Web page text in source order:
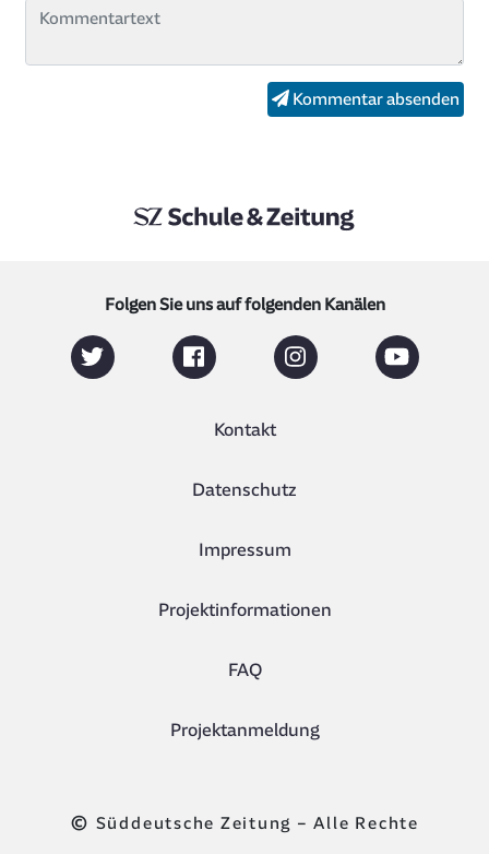
Kommentar absenden
Folgen Sie uns auf folgenden Kanälen
Kontakt
Datenschutz
Impressum
Projektinformationen
FAQ
Projektanmeldung
© Süddeutsche Zeitung – Alle Rechte